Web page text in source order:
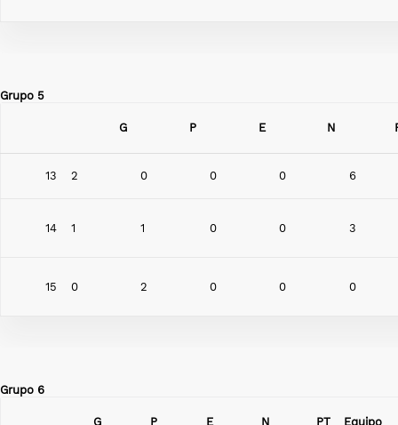
Grupo 5
G P E N
13 2 0 0 0 6
14 1 1 0 0 3
15 0 2 0 0 0
Grupo 6
G P E N PT Equipo